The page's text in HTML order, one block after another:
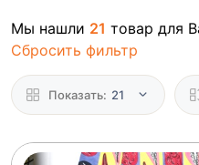
Мы нашли 21 товар для
Сбросить фильтр
Показать: 21